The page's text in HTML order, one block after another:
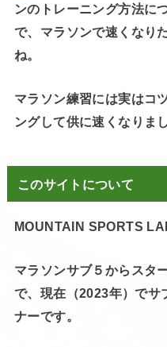
ンのトレーニング方法に
で、マラソンで速くなり
ね。
マラソン練習には実はコ
ングして供に速くなりま
このサイトについて
MOUNTAIN SPORTS
マラソンサブ５からスタ
で、現在（2023年）でサ
ナーです。